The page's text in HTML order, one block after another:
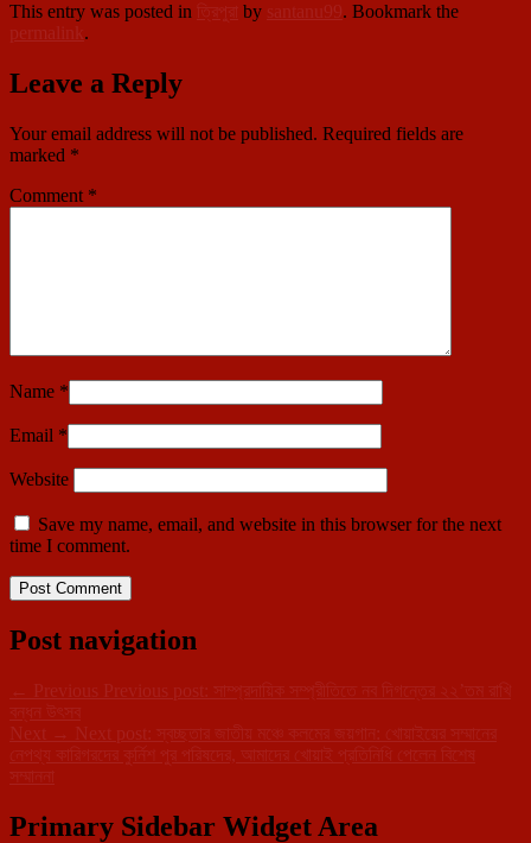
This entry was posted in ত্রিপুরা by santanu99. Bookmark the
permalink.
Leave a Reply
Your email address will not be published. Required fields are
marked *
Comment *
Name *
Email *
Website
Save my name, email, and website in this browser for the next
time I comment.
Post navigation
← Previous Previous post:
সাম্প্রদায়িক সম্প্রীতিতে নব দিগন্তের ২২’তম রাখি
বন্ধন উৎসব
Next → Next post:
স্বচ্ছতার জাতীয় মঞ্চে কলমের জয়গান: খোয়াইয়ের সম্মানের
নেপথ্য কারিগরদের কুর্নিশ পুর পরিষদের, আমাদের খোয়াই প্রতিনিধি পেলেন বিশেষ
সম্মাননা
Primary Sidebar Widget Area